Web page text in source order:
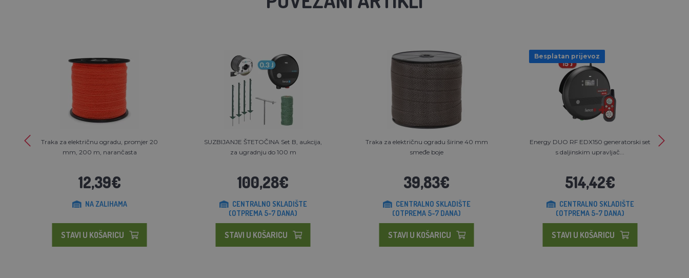
Traka za električnu ogradu, promjer 20
mm, 200 m, narančasta
12,39€
NA ZALIHAMA
STAVI U KOŠARICU
SUZBIJANJE ŠTETOČINA Set B, aukcija,
za ugradnju do 100 m
100,28€
CENTRALNO SKLADIŠTE
(OTPREMA 5-7 DANA)
STAVI U KOŠARICU
Traka za električnu ogradu širine 40 mm
smeđe boje
39,83€
CENTRALNO SKLADIŠTE
(OTPREMA 5-7 DANA)
STAVI U KOŠARICU
Besplatan prijevoz
Energy DUO RF EDX150 generatorski set
s daljinskim upravljač...
514,42€
CENTRALNO SKLADIŠTE
(OTPREMA 5-7 DANA)
STAVI U KOŠARICU